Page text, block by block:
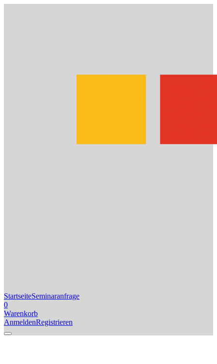
StartseiteSeminaranfrage
0
Warenkorb
AnmeldenRegistrieren